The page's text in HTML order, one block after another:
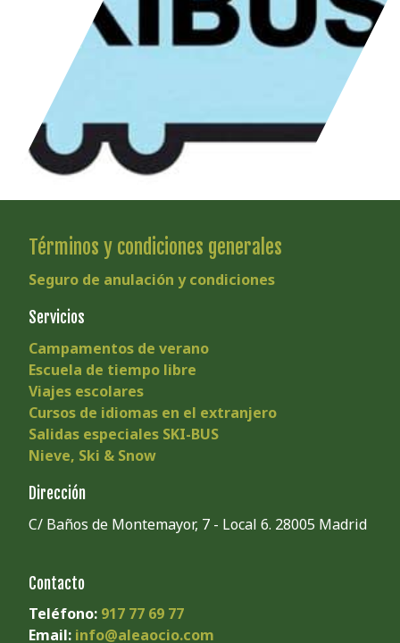
Términos y condiciones generales
Seguro de anulación y condiciones
Servicios
Campamentos de verano
Escuela de tiempo libre
Viajes escolares
Cursos de idiomas en el extranjero
Salidas especiales SKI-BUS
Nieve, Ski & Snow
Dirección
C/ Baños de Montemayor, 7 - Local 6. 28005 Madrid
Contacto
Teléfono: 917 77 69 77
Email: info@aleaocio.com